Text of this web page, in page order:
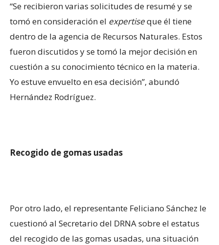
“Se recibieron varias solicitudes de resumé y se
tomó en consideración el expertiseque él tiene
dentro de la agencia de Recursos Naturales. Estos
fueron discutidos y se tomó la mejor decisión en
cuestión a su conocimiento técnico en la materia.
Yo estuve envuelto en esa decisión”, abundó
Hernández Rodríguez.
Recogido de gomas usadas
Por otro lado, el representante Feliciano Sánchez le
cuestionó al Secretario del DRNA sobre el estatus
del recogido de las gomas usadas, una situación